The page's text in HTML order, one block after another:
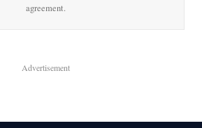
agreement.
Advertisement